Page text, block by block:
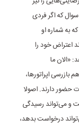
که اگر فردی
به شماره او
اعتراض خود را
«الان ما
اپراتور‌ها،
حضور دارند. اصولا
و می‌تواند رسیدگی
درخواست بدهد،